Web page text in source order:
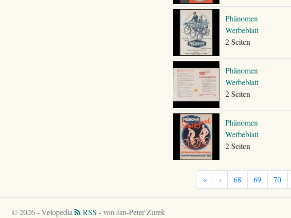
Phänomen
Werbeblatt
2 Seiten
Phänomen
Werbeblatt
2 Seiten
Phänomen
Werbeblatt
2 Seiten
« ‹ 68 69 70
© 2026 - Velopedia RSS - von Jan-Peter Zurek